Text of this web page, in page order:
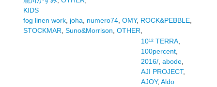
KIDS
fog linen work, joha numero74, OMY, ROCK&PEBBLE,
STOCKMAR Suno&Morrison OTHER
10¹² TERRA,
100percent,
2016/, abode,
AJI PROJECT,
AJOY, Aldo